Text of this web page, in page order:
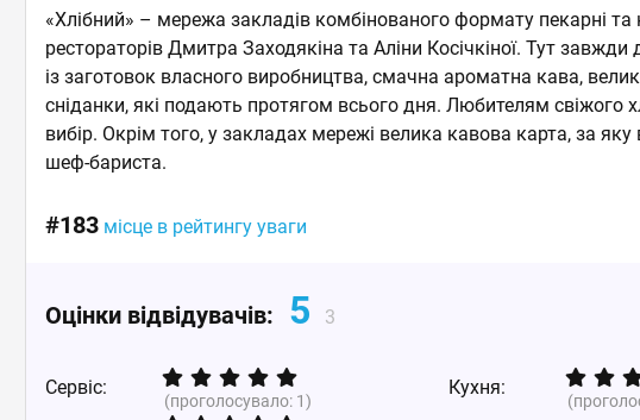
«Хлібний» – мережа закладів комбінованого формату пекарні та
рестораторів Дмитра Заходякіна та Аліни Косічкіної. Тут завжди
із заготовок власного виробництва, смачна ароматна кава,
сніданки, які подають протягом всього дня. Любителям свіжого
вибір. Окрім того, у закладах мережі велика кавова карта, за яку
шеф-бариста.
#183 місце в рейтингу уваги
Оцінки відвідувачів: 5 3
Сервіс:
(проголосувало: 1)
Кухня: